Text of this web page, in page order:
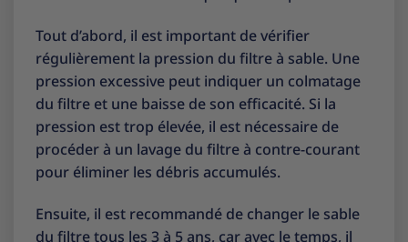
Tout d’abord, il est important de vérifier
régulièrement la pression du filtre à sable. Une
pression excessive peut indiquer un colmatage
du filtre et une baisse de son efficacité. Si la
pression est trop élevée, il est nécessaire de
procéder à un lavage du filtre à contre-courant
pour éliminer les débris accumulés.
Ensuite, il est recommandé de changer le sable
du filtre tous les 3 à 5 ans, car avec le temps, il